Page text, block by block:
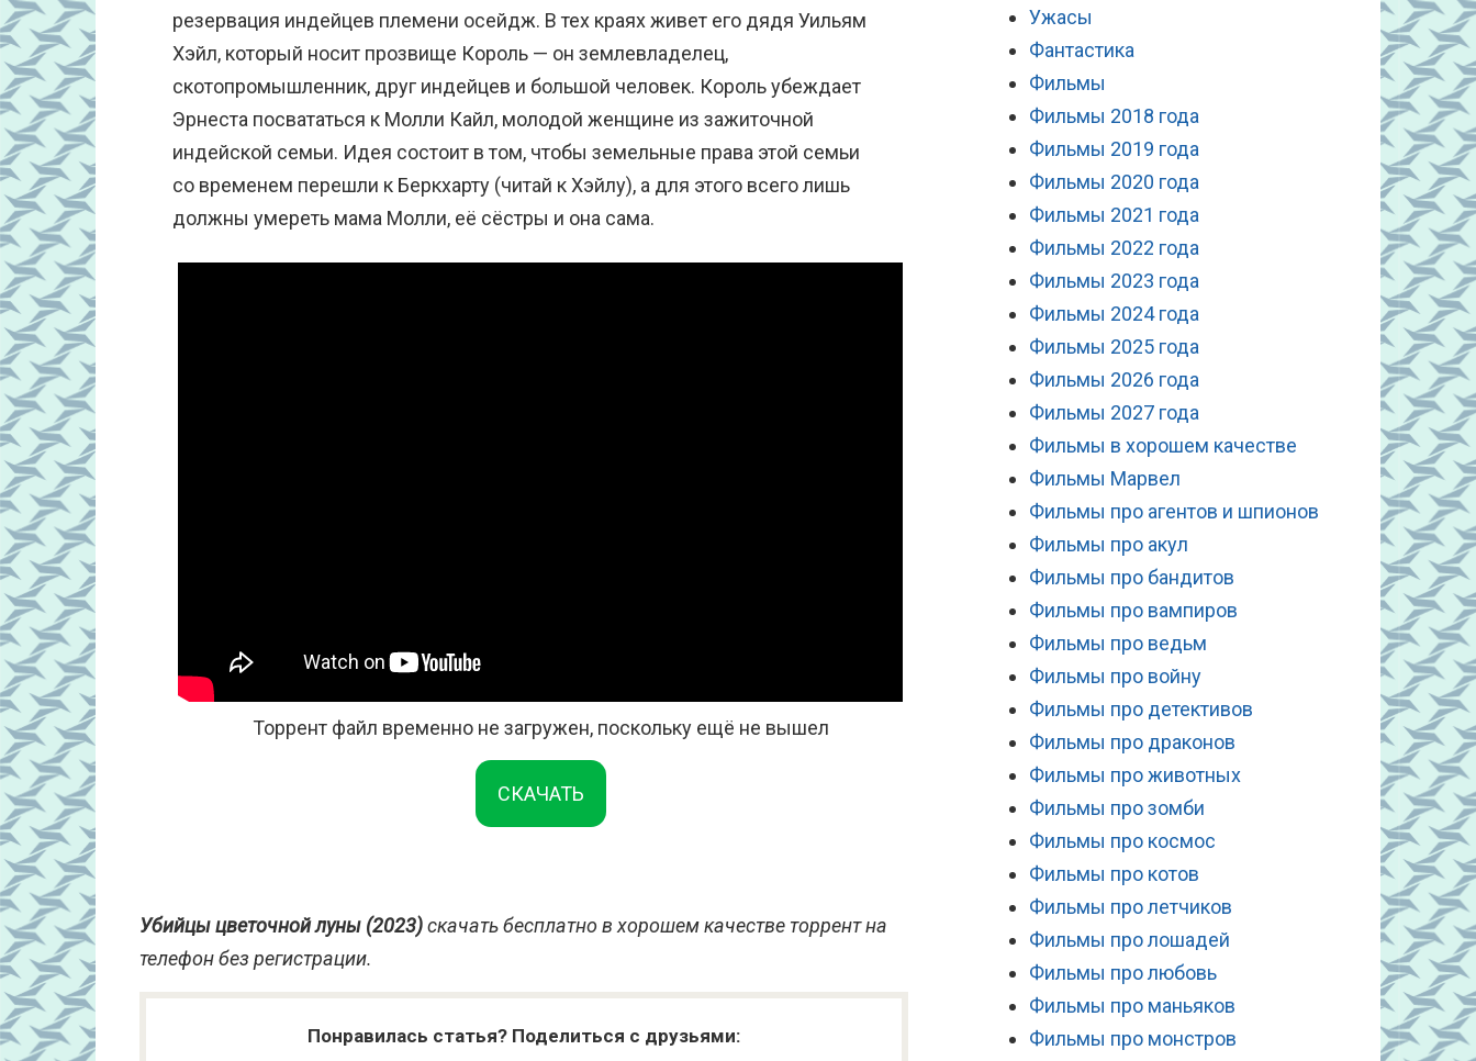
резервация индейцев племени осейдж. В тех краях живет его дядя Уильям
Хэйл, который носит прозвище Король — он землевладелец,
скотопромышленник, друг индейцев и большой человек. Король убеждает
Эрнеста посвататься к Молли Кайл, молодой женщине из зажиточной
индейской семьи. Идея состоит в том, чтобы земельные права этой семьи
со временем перешли к Беркхарту (читай к Хэйлу), а для этого всего лишь
должны умереть мама Молли, её сёстры и она сама.
Торрент файл временно не загружен, поскольку ещё не вышел
СКАЧАТЬ
Убийцы цветочной луны (2023)скачать бесплатно в хорошем качестве торрент на
телефон без регистрации.
Понравилась статья? Поделиться с друзьями:
Ужасы
Фантастика
Фильмы
Фильмы 2018 года
Фильмы 2019 года
Фильмы 2020 года
Фильмы 2021 года
Фильмы 2022 года
Фильмы 2023 года
Фильмы 2024 года
Фильмы 2025 года
Фильмы 2026 года
Фильмы 2027 года
Фильмы в хорошем качестве
Фильмы Марвел
Фильмы про агентов и шпионов
Фильмы про акул
Фильмы про бандитов
Фильмы про вампиров
Фильмы про ведьм
Фильмы про войну
Фильмы про детективов
Фильмы про драконов
Фильмы про животных
Фильмы про зомби
Фильмы про космос
Фильмы про котов
Фильмы про летчиков
Фильмы про лошадей
Фильмы про любовь
Фильмы про маньяков
Фильмы про монстров